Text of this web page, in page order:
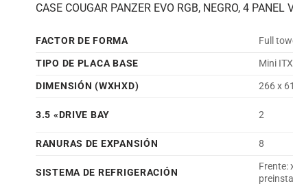
CASE COUGAR PANZER EVO RGB, NEGRO, 4 PANEL
FACTOR DE FORMA
Full
TIPO DE PLACA BASE
Mini
DIMENSIÓN (WXHXD)
266 x
3.5 «DRIVE BAY 2
RANURAS DE EXPANSIÓN
8
SISTEMA DE REFRIGERACIÓN
Frente: